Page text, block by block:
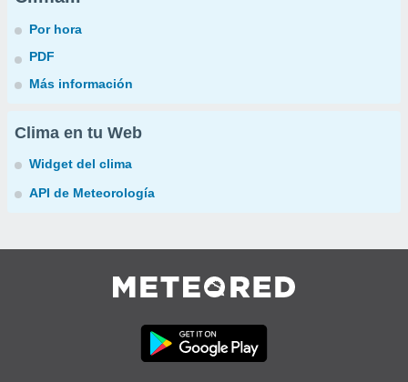
Por hora
PDF
Más información
Clima en tu Web
Widget del clima
API de Meteorología